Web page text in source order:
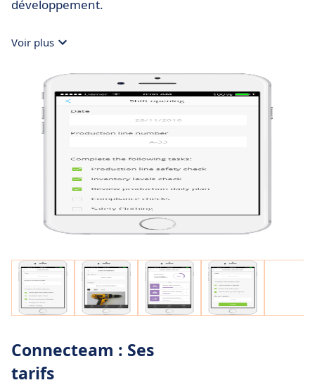
développement​​.
Voir plus
Connecteam : Ses
tarifs